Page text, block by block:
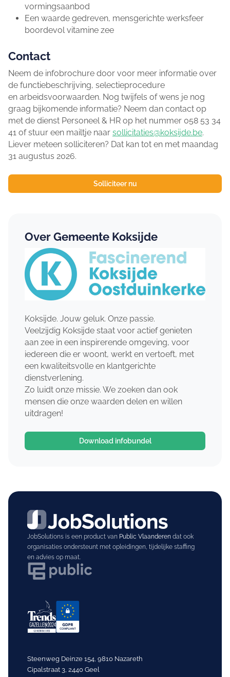
vormingsaanbod
Een waarde gedreven, mensgerichte werksfeer
boordevol vitamine zee
Contact
Neem de infobrochure door voor meer informatie over
de functiebeschrijving, selectieprocedure
en arbeidsvoorwaarden. Nog twijfels of wens je nog
graag bijkomende informatie? Neem dan contact op
met de dienst Personeel & HR op het nummer 058 53 34
41 of stuur een mailtje naar sollicitaties@koksijde.be.
Liever meteen solliciteren? Dat kan tot en met maandag
31 augustus 2026.
Solliciteer nu
Over Gemeente Koksijde
Koksijde. Jouw geluk. Onze passie.
Veelzijdig Koksijde staat voor actief genieten
aan zee in een inspirerende omgeving, voor
iedereen die er woont, werkt en vertoeft, met
een kwaliteitsvolle en klantgerichte
dienstverlening.
Zo luidt onze missie. We zoeken dan ook
mensen die onze waarden delen en willen
uitdragen!
Download infobundel
JobSolutions is een product van Public Vlaanderendat ook
organisaties ondersteunt met opleidingen, tijdelijke staffing
en advies op maat.
Steenweg Deinze 154, 9810 Nazareth
Cipalstraat 3, 2440 Geel